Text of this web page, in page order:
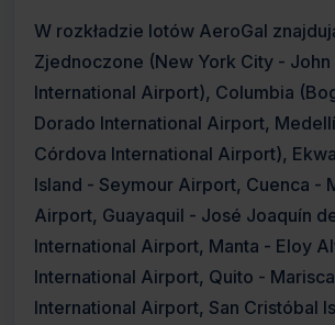
W rozkładzie lotów AeroGal
Zjednoczone (New York City - John
International Airport), Columbia
Dorado International Airport,
Córdova International Airport),
Island - Seymour Airport, Cuenca -
Airport, Guayaquil - José Joaquín
International Airport, Manta - Eloy
International Airport, Quito -
International Airport, San Cristóbal